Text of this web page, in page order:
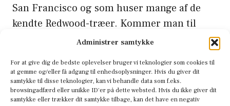
Administrer samtykke
For at give dig de bedste oplevelser bruger vi teknologier som cookies til
at gemme og/eller få adgang til enhedsoplysninger. Hvis du giver dit
samtykke til disse teknologier, kan vi behandle data som f.eks.
browsingadfærd eller unikke ID'er på dette websted. Hvis du ikke giver dit
samtykke eller trækker dit samtykke tilbage, kan det have en negativ
San Francisco og som huser mange af de
kendte Redwood-træer. Kommer man til
Californien, bør man opleve disse træer, det
2020 blev den hårdt ramt af en række
skovbrande, som desværre er meget …
Læs
Mere